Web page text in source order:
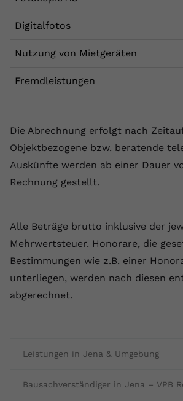
Leistungen in Jena & Umgebung
Bausachverständiger in Jena – VPB
Digitalfotos
Nutzung von Mietgeräten
Fremdleistungen
Die Abrechnung erfolgt nach
Objektbezogene bzw. beratende
Auskünfte werden ab einer Dauer
Rechnung gestellt.
Alle Beträge brutto inklusive der
Mehrwertsteuer. Honorare, die
Bestimmungen wie z.B. einer
unterliegen, werden nach diesen
abgerechnet.